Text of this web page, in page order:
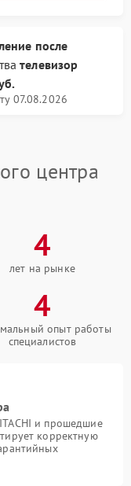
после
телевизор
07.08.2026
центра
4
лет на рынке
4
опыт работы
специалистов
и прошедшие
корректную